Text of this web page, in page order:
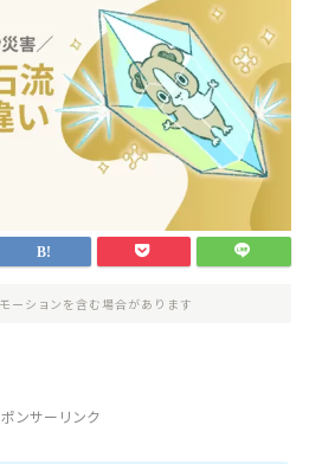
ーションを含む場合があります
ンサーリンク